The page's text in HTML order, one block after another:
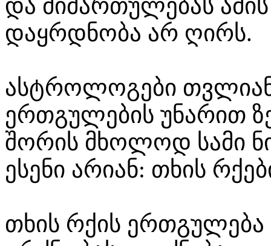
და მიმართულებას
დაყრდნობა არ ღირს.
ასტროლოგები
ერთგულების უნარით
შორის მხოლოდ სამი
ესენი არიან: თხის
თხის რქის ერთგულება